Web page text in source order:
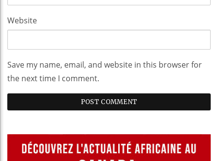
Website
Save my name, email, and website in this browser for
the next time I comment.